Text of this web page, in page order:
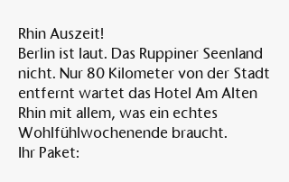
Rhin Auszeit!
Berlin ist laut. Das Ruppiner Seenland
nicht. Nur 80 Kilometer von der Stadt
entfernt wartet das Hotel Am Alten
Rhin mit allem, was ein echtes
Wohlfühlwochenende braucht.
Ihr Paket: